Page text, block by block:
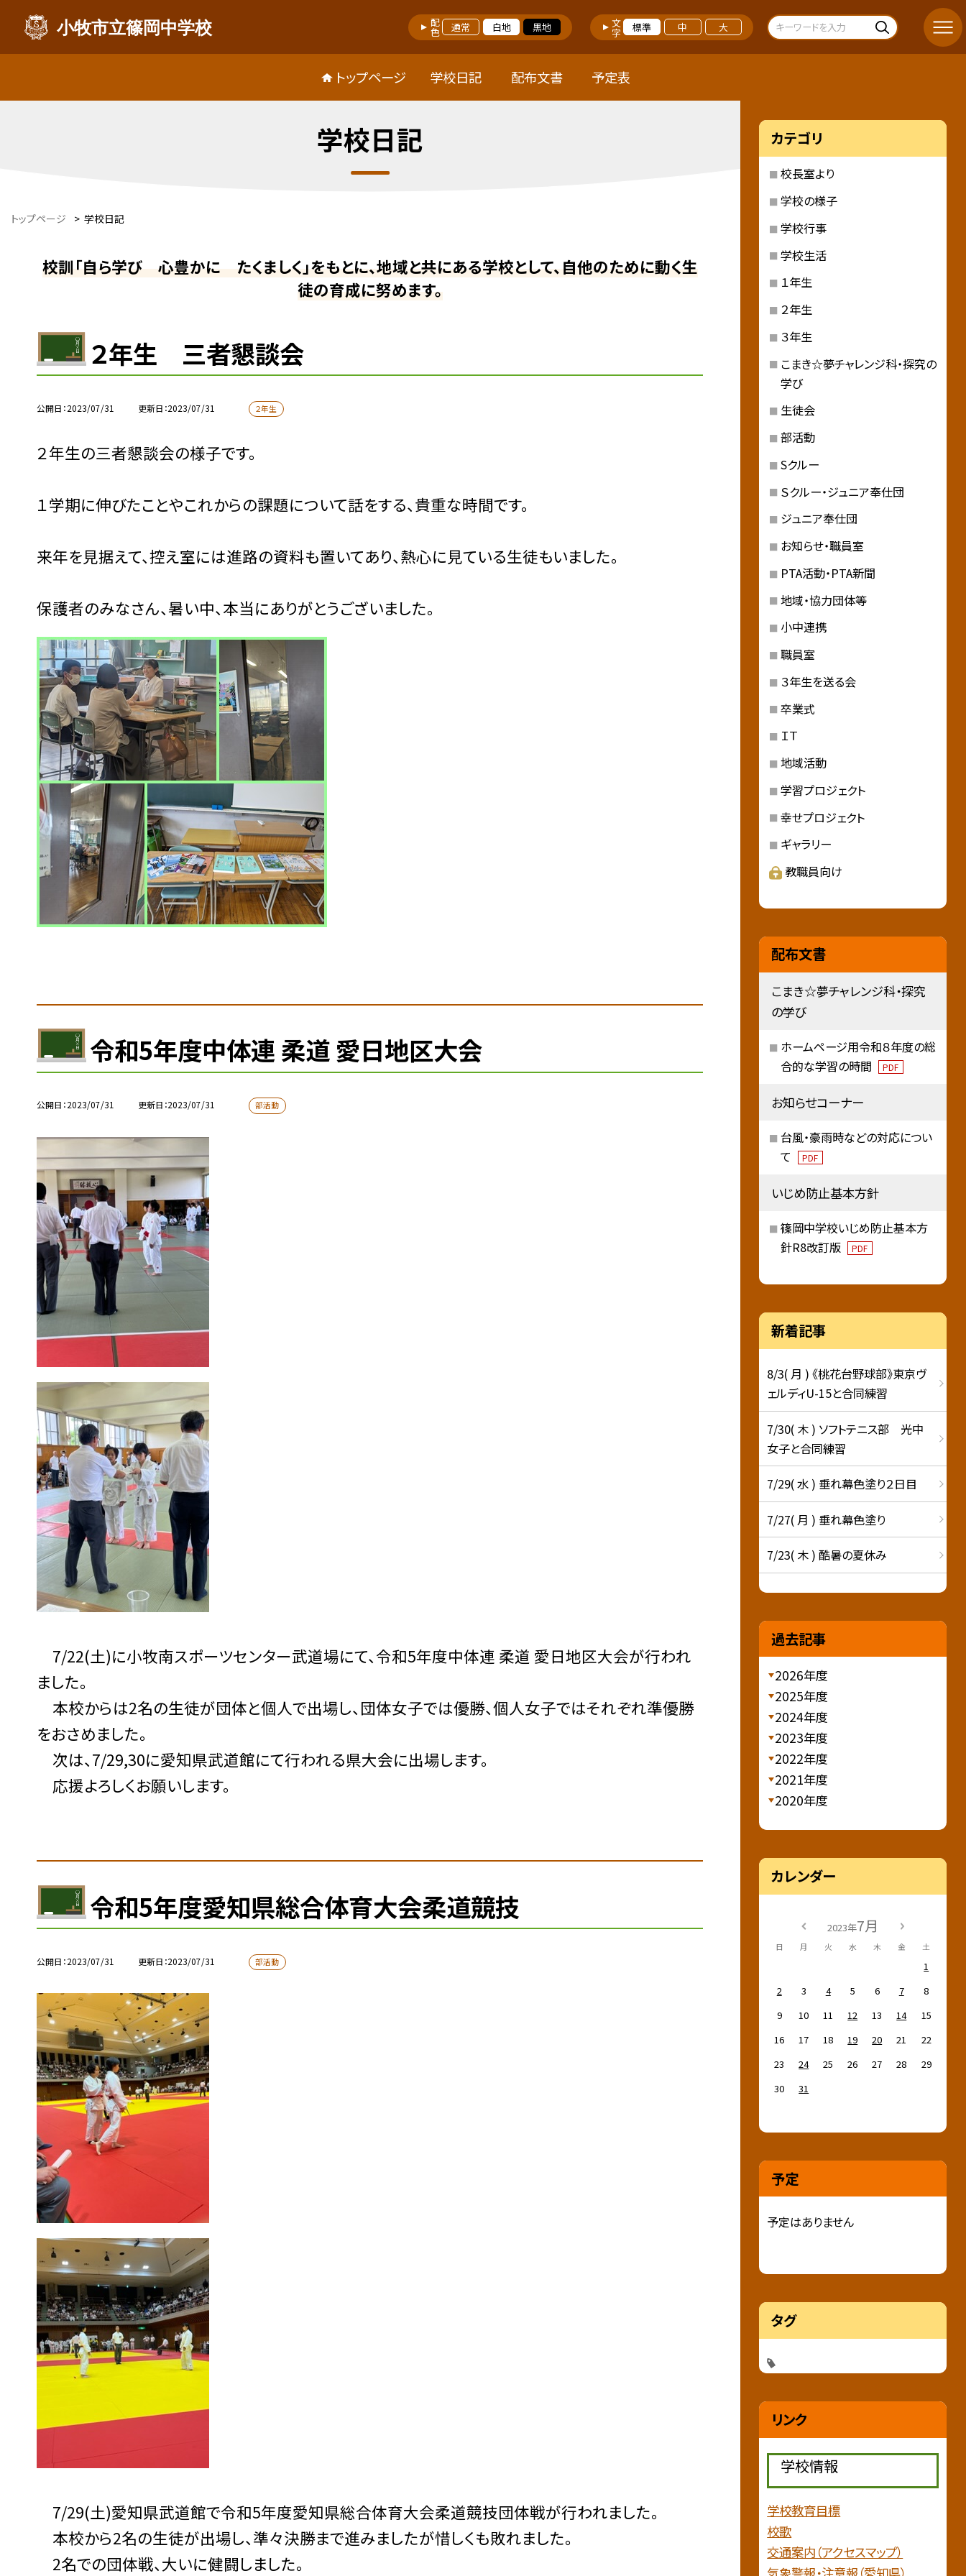
小牧市立篠岡中学校 配色 通常 白地 黒地 文字 標準 中 大
トップページ 学校日記 配布文書 予定表
学校日記
トップページ > 学校日記
校訓「自ら学び 心豊かに たくましく」をもとに、地域と共にある学校として、自他のために動く生
徒の育成に努めます。
２年生 三者懇談会
公開日 2023/07/31 更新日 2023/07/31 ２年生
２年生の三者懇談会の様子です。
１学期に伸びたことやこれからの課題について話をする、貴重な時間です。
来年を見据えて、控え室には進路の資料も置いてあり、熱心に見ている生徒もいました。
保護者のみなさん、暑い中、本当にありがとうございました。
令和5年度中体連 柔道 愛日地区大会
公開日 2023/07/31 更新日 2023/07/31 部活動
7/22(土)に小牧南スポーツセンター武道場にて、令和5年度中体連 柔道 愛日地区大会が行われ
ました。
本校からは2名の生徒が団体と個人で出場し、団体女子では優勝、個人女子ではそれぞれ準優勝
をおさめました。
次は、7/29,30に愛知県武道館にて行われる県大会に出場します。
応援よろしくお願いします。
令和5年度愛知県総合体育大会柔道競技
公開日 2023/07/31 更新日 2023/07/31 部活動
7/29(土)愛知県武道館で令和5年度愛知県総合体育大会柔道競技団体戦が行われました。
本校から2名の生徒が出場し、準々決勝まで進みましたが惜しくも敗れました。
2名での団体戦、大いに健闘しました。
カテゴリ
校長室より
学校の様子
学校行事
学校生活
１年生
２年生
３年生
こまき☆夢チャレンジ科・探究の
学び
生徒会
部活動
Sクルー
Ｓクルー・ジュニア奉仕団
ジュニア奉仕団
お知らせ・職員室
PTA活動・PTA新聞
地域・協力団体等
小中連携
職員室
３年生を送る会
卒業式
ＩＴ
地域活動
学習プロジェクト
幸せプロジェクト
ギャラリー
教職員向け
配布文書
こまき☆夢チャレンジ科・探究
の学び
ホームページ用令和８年度の総
合的な学習の時間
PDF
お知らせコーナー
台風・豪雨時などの対応につい
て
PDF
いじめ防止基本方針
篠岡中学校いじめ防止基本方
針R8改訂版
PDF
新着記事
8/3( 月 ) 《桃花台野球部》東京ヴ
ェルディU-15と合同練習
7/30( 木 ) ソフトテニス部 光中
女子と合同練習
7/29( 水 ) 垂れ幕色塗り２日目
7/27( 月 ) 垂れ幕色塗り
7/23( 木 ) 酷暑の夏休み
過去記事
2026年度
2025年度
2024年度
2023年度
2022年度
2021年度
2020年度
カレンダー
2023年7月
日 月 火 水 木 金 土
1
2
3 4 5 6 7
8
9
10 11 12 13 14
15
16
17 18 19 20 21
22
23
24 25 26 27 28
29
30
31
予定
予定はありません
タグ
リンク
学校情報
学校教育目標
校歌
交通案内（アクセスマップ）